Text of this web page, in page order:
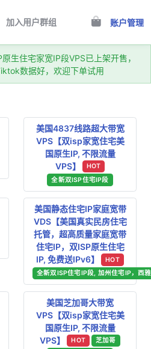
生住宅家宽IP段VPS已上架开售，
数据好，欢迎下单试用
加入用户群组 账户管理
美国4837线路超大带宽
VPS【双isp家宽住宅美
国原生IP, 不限流量
VPS】
HOT
全新双ISP住宅IP段
美国静态住宅IP家庭宽带
VDS【美国真实民房住宅
托管，超高质量家庭宽带
住宅IP，双ISP原生住宅
IP, 免费送IPv6】 HOT
全新双ISP住宅IP段, 加州住宅IP，西
美国芝加哥大带宽
VPS【双isp家宽住宅美
国原生IP, 不限流量
VPS】 HOT
芝加哥